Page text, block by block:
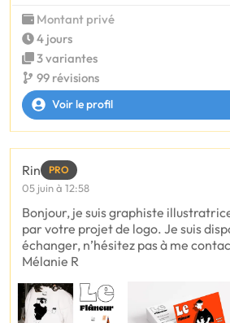
Montant privé
4 jours
3 variantes
99 révisions
Voir le profil
Rin PRO
05 juin à 12:58
Bonjour, je suis graphiste
par votre projet de logo. Je suis
échanger, n’hésitez pas à me
Mélanie R